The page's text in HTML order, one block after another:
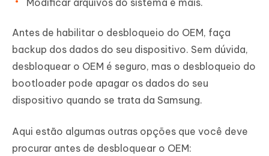
Modificar arquivos do sistema e mais.
Antes de habilitar o desbloqueio do OEM, faça
backup dos dados do seu dispositivo. Sem dúvida,
desbloquear o OEM é seguro, mas o desbloqueio do
bootloader pode apagar os dados do seu
dispositivo quando se trata da Samsung.
Aqui estão algumas outras opções que você deve
procurar antes de desbloquear o OEM: